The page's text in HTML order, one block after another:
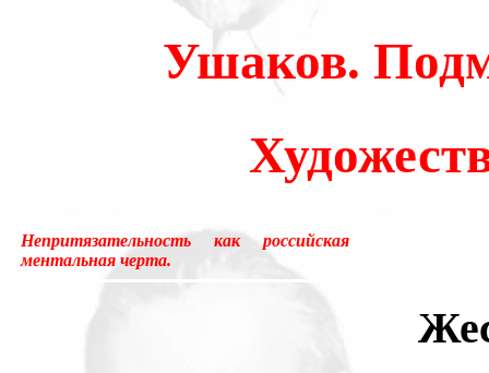
медленно перечитать,
что не понятно.Прошу
«подсознательный» в
менять в тысячах мест,
устаревшим.Ещё одна
Ушаков.
Непритязательность как российская
ментальная черта.